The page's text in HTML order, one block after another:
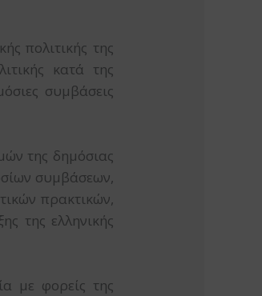
πολιτικής της
κατά της
συμβάσεις
της δημόσιας
συμβάσεων,
πρακτικών,
της ελληνικής
με φορείς της